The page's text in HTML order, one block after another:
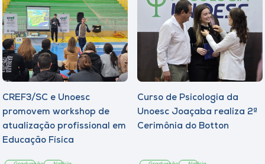
CREF3/SC e Unoesc
promovem workshop de
atualização profissional em
Educação Física
Curso de Psicologia da
Unoesc Joaçaba realiza 2ª
Cerimônia do Botton